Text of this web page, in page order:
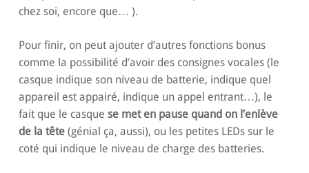
chez soi, encore que… ).
Pour finir, on peut ajouter d’autres fonctions bonus
comme la possibilité d’avoir des consignes vocales (le
casque indique son niveau de batterie, indique quel
appareil est appairé, indique un appel entrant…), le
fait que le casque se met en pause quand on l’enlève
de la tête(génial ça, aussi), ou les petites LEDs sur le
coté qui indique le niveau de charge des batteries.